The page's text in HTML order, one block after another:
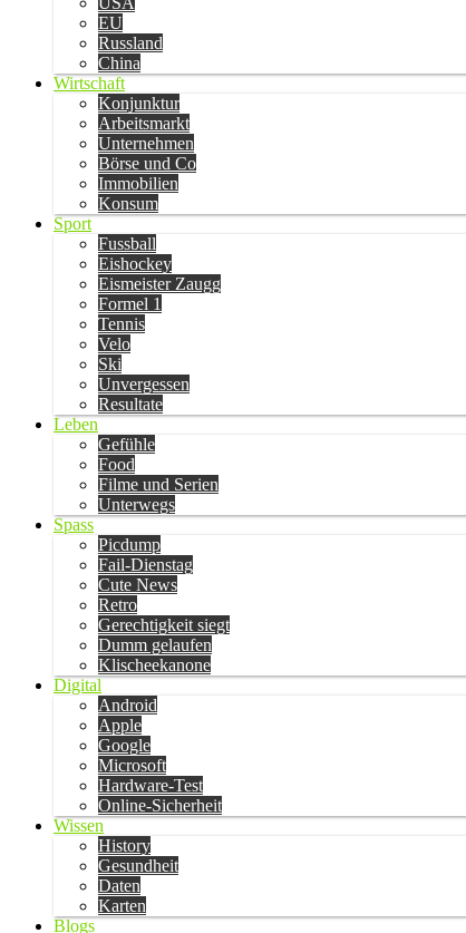
EU
Russland
China
Wirtschaft
Konjunktur
Arbeitsmarkt
Unternehmen
Börse und Co
Immobilien
Konsum
Sport
Fussball
Eishockey
Eismeister Zaugg
Formel 1
Tennis
Velo
Ski
Unvergessen
Resultate
Leben
Gefühle
Food
Filme und Serien
Unterwegs
Spass
Picdump
Fail-Dienstag
Cute News
Retro
Gerechtigkeit siegt
Dumm gelaufen
Klischeekanone
Digital
Android
Apple
Google
Microsoft
Hardware-Test
Online-Sicherheit
Wissen
History
Gesundheit
Daten
Karten
Blogs